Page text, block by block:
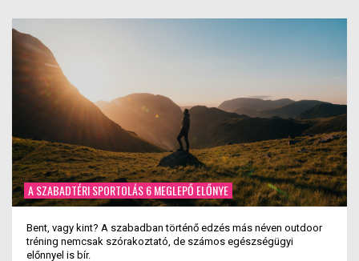
A SZABADTÉRI SPORTOLÁS 6 MEGLEPŐ ELŐNYE
Bent, vagy kint? A szabadban történő edzés más néven outdoor
tréning nemcsak szórakoztató, de számos egészségügyi
előnnyel is bír.